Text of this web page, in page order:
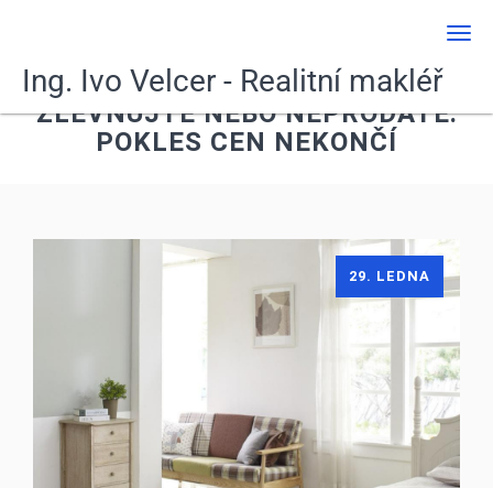
Ing. Ivo Velcer - Realitní makléř
ZLEVŇUJTE NEBO NEPRODÁTE.
POKLES CEN NEKONČÍ
29. LEDNA